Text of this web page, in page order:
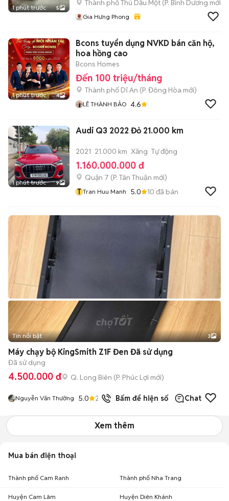
1 phút trước 5
Thành phố Thủ Dầu Một (P. Bình Dương mới)
Gia Hưng Phong
1 phút trước 4
Bcons tuyển dụng NVKD bán căn hộ,
hoa hồng cao
Bcons Homes
Đến 100 triệu/tháng
Thành phố Dĩ An (P. Đông Hòa mới)
LÊ THÀNH BẢO 4.6
1 phút trước 9
Audi Q3 2022 Đỏ 21.000 km
2021 21.000 km Xăng Tự động
1.160.000.000 đ
Quận 7 (P. Tân Thuận mới)
T Tran Huu Manh 5.0 10 đã bán
Tin nổi bật 3
Máy chạy bộ KingSmith Z1F Đen Đã sử dụng
Đã sử dụng
4.500.000 đ Q. Long Biên (P. Phúc Lợi mới)
Nguyễn Văn Thưởng 5.0 23đã bánBấm để hiện số Chat
Xem thêm
Mua bán điện thoại
Thành phố Cam Ranh Thành phố Nha Trang
Huyện Cam Lâm Huyện Diên Khánh